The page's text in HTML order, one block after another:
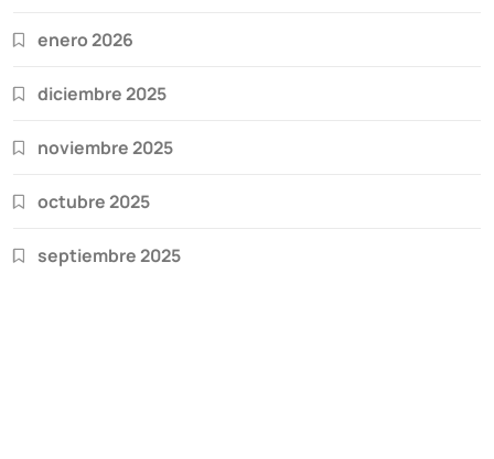
enero 2026
diciembre 2025
noviembre 2025
octubre 2025
septiembre 2025